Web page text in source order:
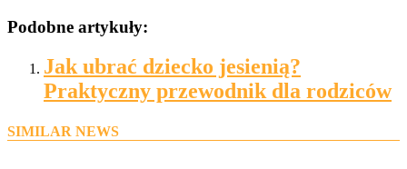
Podobne artykuły:
Jak ubrać dziecko jesienią?
Praktyczny przewodnik dla rodziców
SIMILAR NEWS